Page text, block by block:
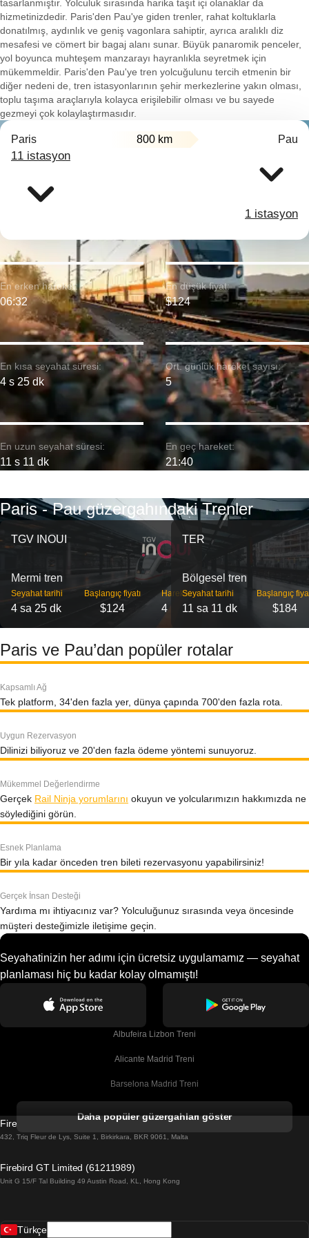
tasarlanmıştır. Yolculuk sırasında harika taşıt içi olanaklar da
hizmetinizdedir. Paris'den Pau'ye giden trenler, rahat koltuklarla
donatılmış, aydınlık ve geniş vagonlara sahiptir, ayrıca aralıklı diz
mesafesi ve cömert bir bagaj alanı sunar. Büyük panaromik penceler,
yol boyunca muhteşem manzarayı hayranlıkla seyretmek için
mükemmeldir. Paris'den Pau'ye tren yolcuğulunu tercih etmenin bir
diğer nedeni de, tren istasyonlarının şehir merkezlerine yakın olması,
toplu taşıma araçlarıyla kolayca erişilebilir olması ve bu sayede
gezmeyi çok kolaylaştırmasıdır.
Paris 800 km Pau
11 istasyon
1 istasyon
En kısa seyahat süresi:
4 s 25 dk
En erken hareket:
06:32
En uzun seyahat süresi:
11 s 11 dk
En düşük fiyat:
$124
Ort. günlük hareket sayısı:
5
En geç hareket:
21:40
Paris - Pau güzergahındaki Trenler
TGV INOUI
Mermi tren
Seyahat tarihi
4 sa 25 dk
Başlangıç ​​fiyatı
$124
Hareket
4
TER
Bölgesel tren
Seyahat tarihi
11 sa 11 dk
Başlangıç
$184
Paris ve Pau’dan popüler rotalar
Kapsamlı Ağ
Tek platform, 34'den fazla yer, dünya çapında 700'den fazla rota.
Uygun Rezervasyon
Dilinizi biliyoruz ve 20'den fazla ödeme yöntemi sunuyoruz.
Mükemmel Değerlendirme
Gerçek Rail Ninja yorumlarını okuyun ve yolcularımızın hakkımızda ne
söylediğini görün.
Esnek Planlama
Bir yıla kadar önceden tren bileti rezervasyonu yapabilirsiniz!
Gerçek İnsan Desteği
Yardıma mı ihtiyacınız var? Yolculuğunuz sırasında veya öncesinde
müşteri desteğimizle iletişime geçin.
Seyahatinizin her adımı için ücretsiz uygulamamız — seyahat
planlaması hiç bu kadar kolay olmamıştı!
Albufeira Lizbon Treni
Alicante Madrid Treni
Barselona Madrid Treni
Barselona Sevilla Treni
Belfast Dublin Treni
Daha popüler güzergahları göster
Firebird GT Limited (OC 1451)
432, Triq Fleur de Lys, Suite 1, Birkirkara, BKR 9061, Malta
Firebird GT Limited (61211989)
Unit G 15/F Tal Building 49 Austin Road, KL, Hong Kong
Türkçe